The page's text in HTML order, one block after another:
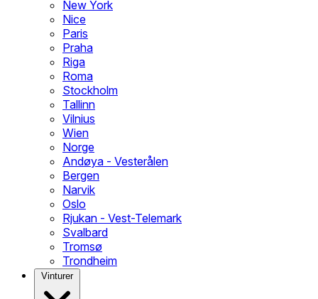
New York
Nice
Paris
Praha
Riga
Roma
Stockholm
Tallinn
Vilnius
Wien
Norge
Andøya - Vesterålen
Bergen
Narvik
Oslo
Rjukan - Vest-Telemark
Svalbard
Tromsø
Trondheim
Vinturer